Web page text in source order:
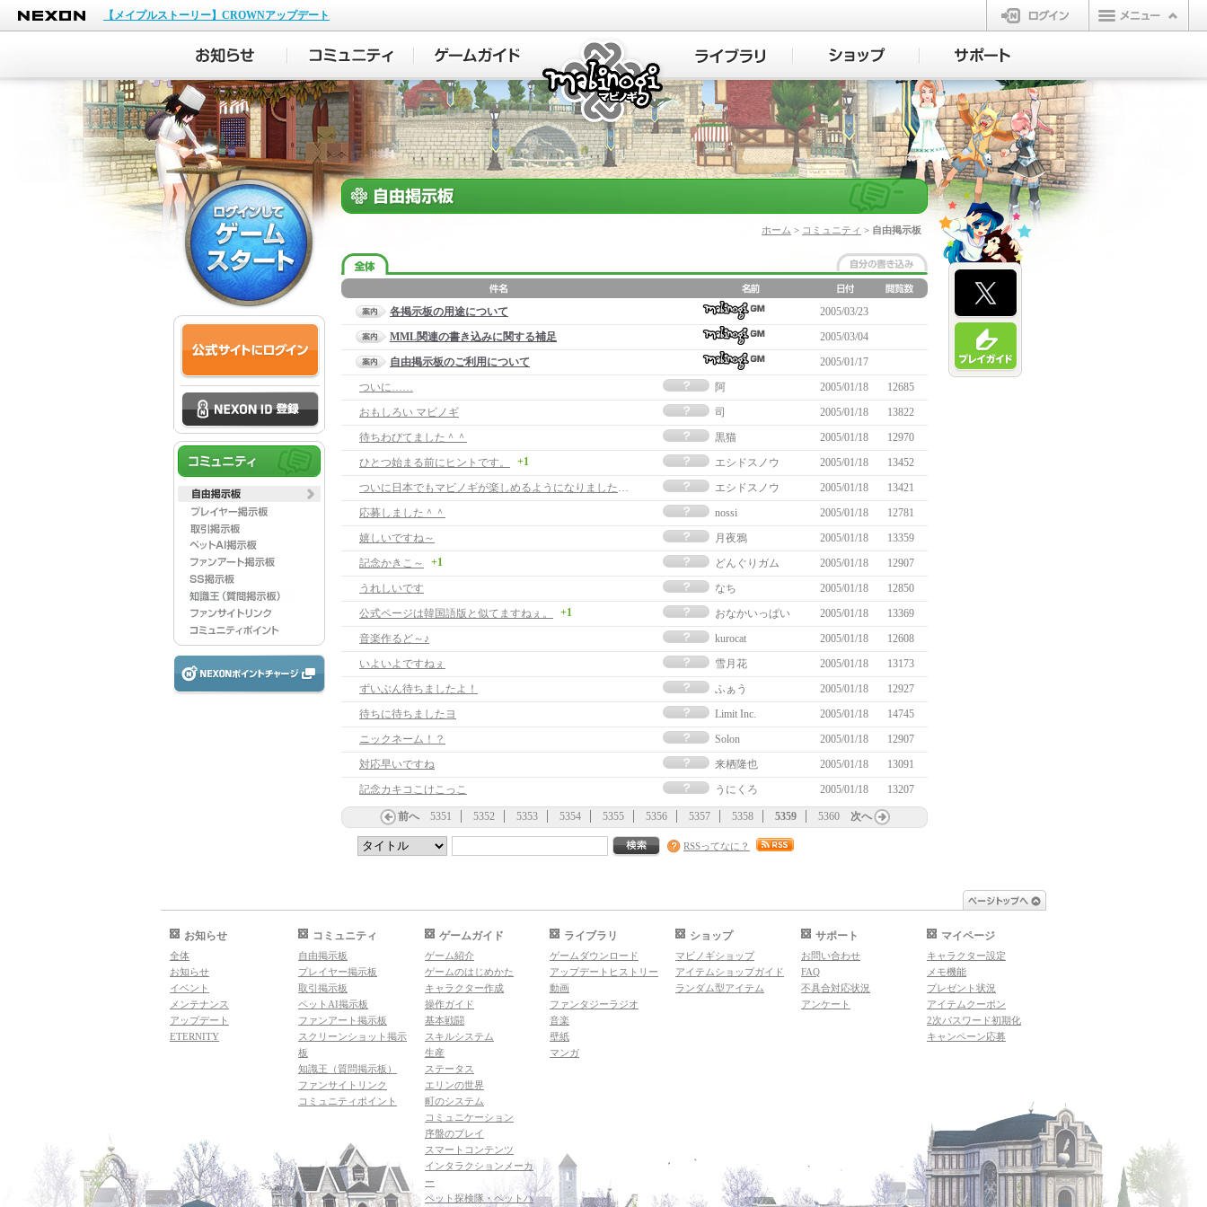
NEXON
【メイプルストーリー】CROWNアップデート
ログイン
マビノギ
ホーム > コミュニティ > 自由掲示板
各掲示板の用途について
2005/03/23
MML関連の書き込みに関する補足
2005/03/04
自由掲示板のご利用について
2005/01/17
ついに……
阿 2005/01/18
12685
おもしろい マビノギ
司 2005/01/18
13822
待ちわびてました＾＾
黒猫 2005/01/18
12970
ひとつ始まる前にヒントです。
+1 エシドスノウ 2005/01/18
13452
ついに日本でもマビノギが楽しめるようになりましたね。
エシドスノウ 2005/01/18
13421
応募しました＾＾
nossi 2005/01/18
12781
嬉しいですね～
月夜鴉 2005/01/18
13359
記念かきこ～
+1 どんぐりガム 2005/01/18
12907
うれしいです
なち 2005/01/18
12850
公式ページは韓国語版と似てますねぇ。
+1 おなかいっぱい 2005/01/18
13369
音楽作るど～♪
kurocat 2005/01/18
12608
いよいよですねぇ
雪月花 2005/01/18
13173
ずいぶん待ちましたよ！
ふぁう 2005/01/18
12927
待ちに待ちましたヨ
Limit Inc. 2005/01/18
14745
ニックネーム！？
Solon 2005/01/18
12907
対応早いですね
来栖隆也 2005/01/18
13091
記念カキコこけこっこ
うにくろ 2005/01/18 13207
前へ 5351 5352 5353 5354 5355 5356 5357 5358 5359 5360 次へ
RSSってなに？
お知らせ
全体
お知らせ
イベント
メンテナンス
アップデート
ETERNITY
コミュニティ
自由掲示板
プレイヤー掲示板
取引掲示板
ペットAI掲示板
ファンアート掲示板
スクリーンショット掲示
板
知識王（質問掲示板）
ファンサイトリンク
コミュニティポイント
ゲームガイド
ゲーム紹介
ゲームのはじめかた
キャラクター作成
操作ガイド
基本戦闘
スキルシステム
生産
ステータス
エリンの世界
町のシステム
コミュニケーション
序盤のプレイ
スマートコンテンツ
インタラクションメーカ
ー
ペット探検隊・ペットハ
ライブラリ
ゲームダウンロード
アップデートヒストリー
動画
ファンタジーラジオ
音楽
壁紙
マンガ
ショップ
マビノギショップ
アイテムショップガイド
ランダム型アイテム
サポート
お問い合わせ
FAQ
不具合対応状況
アンケート
マイページ
キャラクター設定
メモ機能
プレゼント状況
アイテムクーポン
2次パスワード初期化
キャンペーン応募